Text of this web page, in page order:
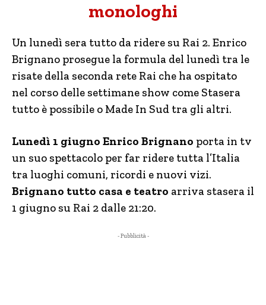
monologhi
Un lunedì sera tutto da ridere su Rai 2. Enrico
Brignano prosegue la formula del lunedì tra le
risate della seconda rete Rai che ha ospitato
nel corso delle settimane show come Stasera
tutto è possibile o Made In Sud tra gli altri.
Lunedì 1 giugno Enrico Brignano porta in tv
un suo spettacolo per far ridere tutta l’Italia
tra luoghi comuni, ricordi e nuovi vizi.
Brignano tutto casa e teatro arriva stasera il
1 giugno su Rai 2 dalle 21:20.
- Pubblicità -